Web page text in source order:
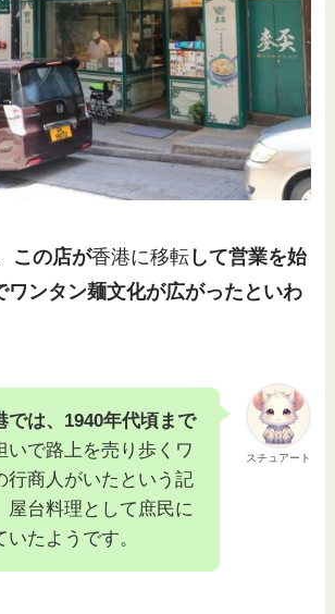
この店が香港に移転 して営業を始
ワンタン麺文化が広がったといわ
スチュアート
では、1940年代頃まで
いで路上を売り歩くワ
行商人がいたという記
屋台料理として庶民に
たようです。